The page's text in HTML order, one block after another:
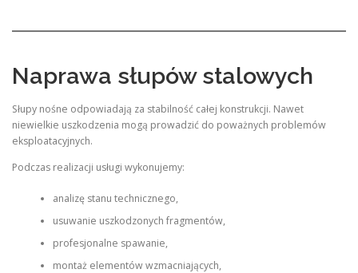
Naprawa słupów stalowych
Słupy nośne odpowiadają za stabilność całej konstrukcji. Nawet
niewielkie uszkodzenia mogą prowadzić do poważnych problemów
eksploatacyjnych.
Podczas realizacji usługi wykonujemy:
analizę stanu technicznego,
usuwanie uszkodzonych fragmentów,
profesjonalne spawanie,
montaż elementów wzmacniających,